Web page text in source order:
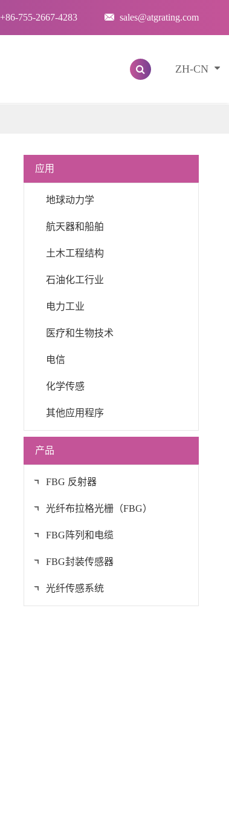
+86-755-2667-4283  sales@atgrating.com
ZH-CN
应用
地球动力学
航天器和船舶
土木工程结构
石油化工行业
电力工业
医疗和生物技术
电信
化学传感
其他应用程序
产品
FBG 反射器
光纤布拉格光栅（FBG）
FBG阵列和电缆
FBG封装传感器
光纤传感系统